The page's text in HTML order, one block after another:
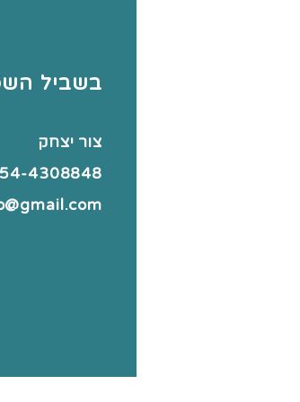
בשביל
צור יצחק
4308848